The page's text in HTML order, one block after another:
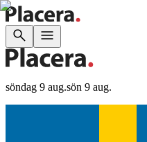
söndag 9 aug.sön 9 aug.